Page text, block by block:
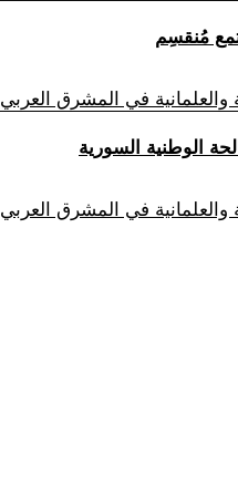
والعلمانية في المشرق العربي
والعلمانية في المشرق العربي